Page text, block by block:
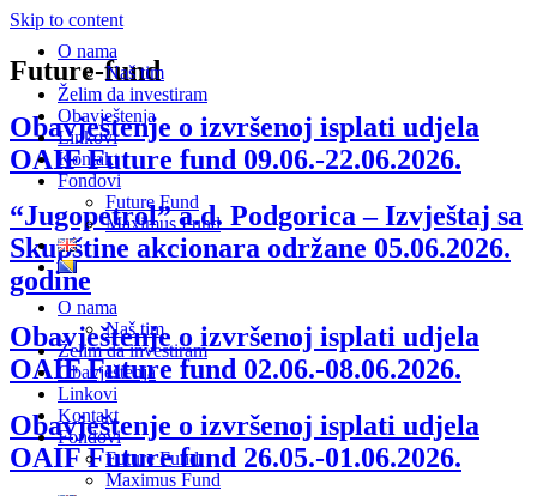
Skip to content
O nama
Naš tim
Želim da investiram
Obavještenja
Linkovi
Kontakt
Fondovi
Future Fund
Maximus Fund
O nama
Naš tim
Želim da investiram
Obavještenja
Linkovi
Kontakt
Fondovi
Future Fund
Maximus Fund
Future-fund
Obavještenje o izvršenoj isplati udjela
OAIF Future fund 09.06.-22.06.2026.
“Jugopetrol” a.d. Podgorica – Izvještaj sa
Skupštine akcionara održane 05.06.2026.
godine
Obavještenje o izvršenoj isplati udjela
OAIF Future fund 02.06.-08.06.2026.
Obavještenje o izvršenoj isplati udjela
OAIF Future fund 26.05.-01.06.2026.